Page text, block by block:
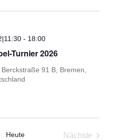
Turnier 2026
- 18:00
Berckstraße 91 B, Bremen,
Heute
Nächste